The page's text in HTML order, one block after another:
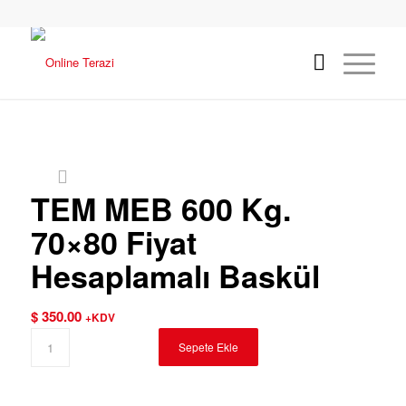
TEM MEB 600 Kg.
70×80 Fiyat
Hesaplamalı Baskül
$350.00 +KDV
Sepete Ekle